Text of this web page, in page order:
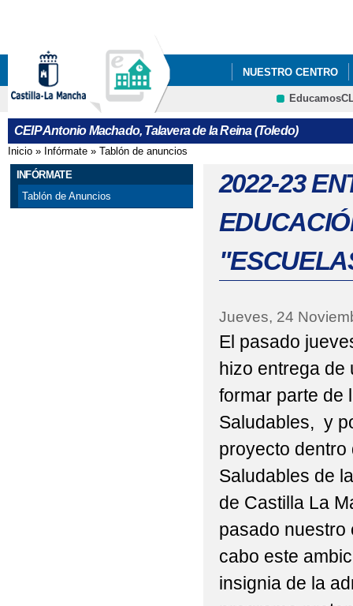
NUESTRO CENTRO
"LOS GOYA DEL
2021_
2022 JUEGO
2022 "EL CEIP
2022 ' JORNADA
2022 PROYECTOS
2022 VISITA DE 3ºP
2022 'ACTIVIDAD
2022 'CEIP
2022 'CELEBRACIÓN
2022 'DÍA DE LA
2022 'MONDILLAS'
CRFP
CEIP Antonio Machado, Talavera de la Reina (Toledo)
Se encuentra usted aquí
Inicio » Infórmate » Tablón de anuncios
INFÓRMATE
Tablón de Anuncios
2022-23
Jueves, 24
El pasado
hizo entrega de
formar parte de
Saludables, y
proyecto dentro
Saludables de
de Castilla La
pasado nuestro
cabo este
insignia de la